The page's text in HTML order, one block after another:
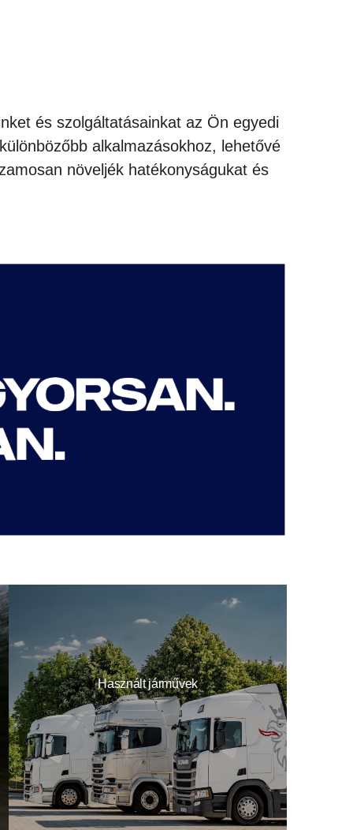
és szolgáltatásainkat az Ön egyedi
alkalmazásokhoz, lehetővé
növeljék hatékonyságukat és
Használt járművek